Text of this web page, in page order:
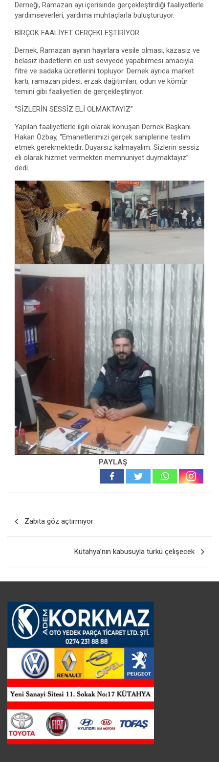
Derneği, Ramazan ayı içerisinde gerçekleştirdiği faaliyetlerle
yardımseverleri, yardıma muhtaçlarla buluşturuyor.
BİRÇOK FAALİYET GERÇEKLEŞTİRİYOR
Dernek, Ramazan ayının hayırlara vesile olması, kazasız ve
belasız ibadetlerin en üst seviyede yapabilmesi amacıyla
fitre ve sadaka ücretlerini topluyor. Dernek ayrıca market
kartı, ramazan pidesi, erzak dağıtımları, odun ve kömür
temini gibi faaliyetleri de gerçekleştiriyor.
“SİZLERİN SESSİZ ELİ OLMAKTAYIZ”
Yapılan faaliyetlerle ilgili olarak konuşan Dernek Başkanı
Hakan Özbay, “Emanetlerimizi gerçek sahiplerine teslim
etmek gerekmektedir. Duyarsız kalmayalım. Sizlerin sessiz
eli olarak hizmet vermekten memnuniyet duymaktayız”
dedi.
PAYLAŞ
gezinmesi
Zabıta göz açtırmıyor
Kütahya’nın kabusuyla türkü çelişecek